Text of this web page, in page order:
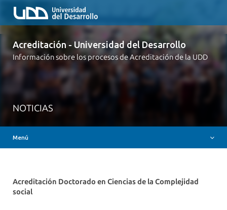
Acreditación - Universidad del Desarrollo
Información sobre los procesos de Acreditación de la UDD
NOTICIAS
Menú
Inicio
Contacto
Acreditación Doctorado en Ciencias de la Complejidad
social